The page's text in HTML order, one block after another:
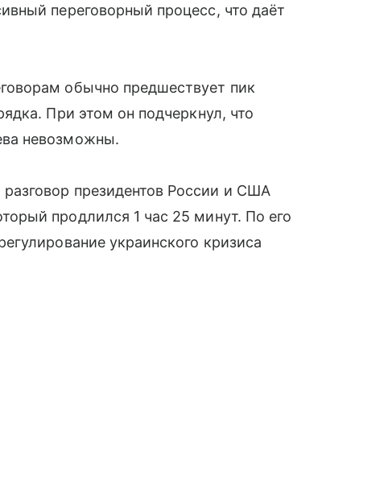
переговорный процесс, что даёт
обычно предшествует пик
При этом он подчеркнул, что
невозможны.
президентов России и США
продлился 1 час 25 минут. По его
украинского кризиса